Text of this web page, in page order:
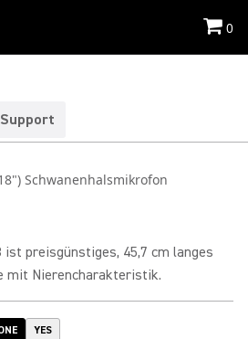
0
Schwanenhalsmikrofon
ist preisgünstiges, 45,7 cm langes
mit Nierencharakteristik.
YES